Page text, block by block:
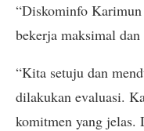
“Diskominfo
bekerja maksimal dan
“Kita setuju dan
dilakukan evaluasi.
komitmen yang jelas.